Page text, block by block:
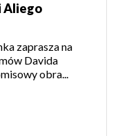
Aliego
zaprasza na
Davida
obra...